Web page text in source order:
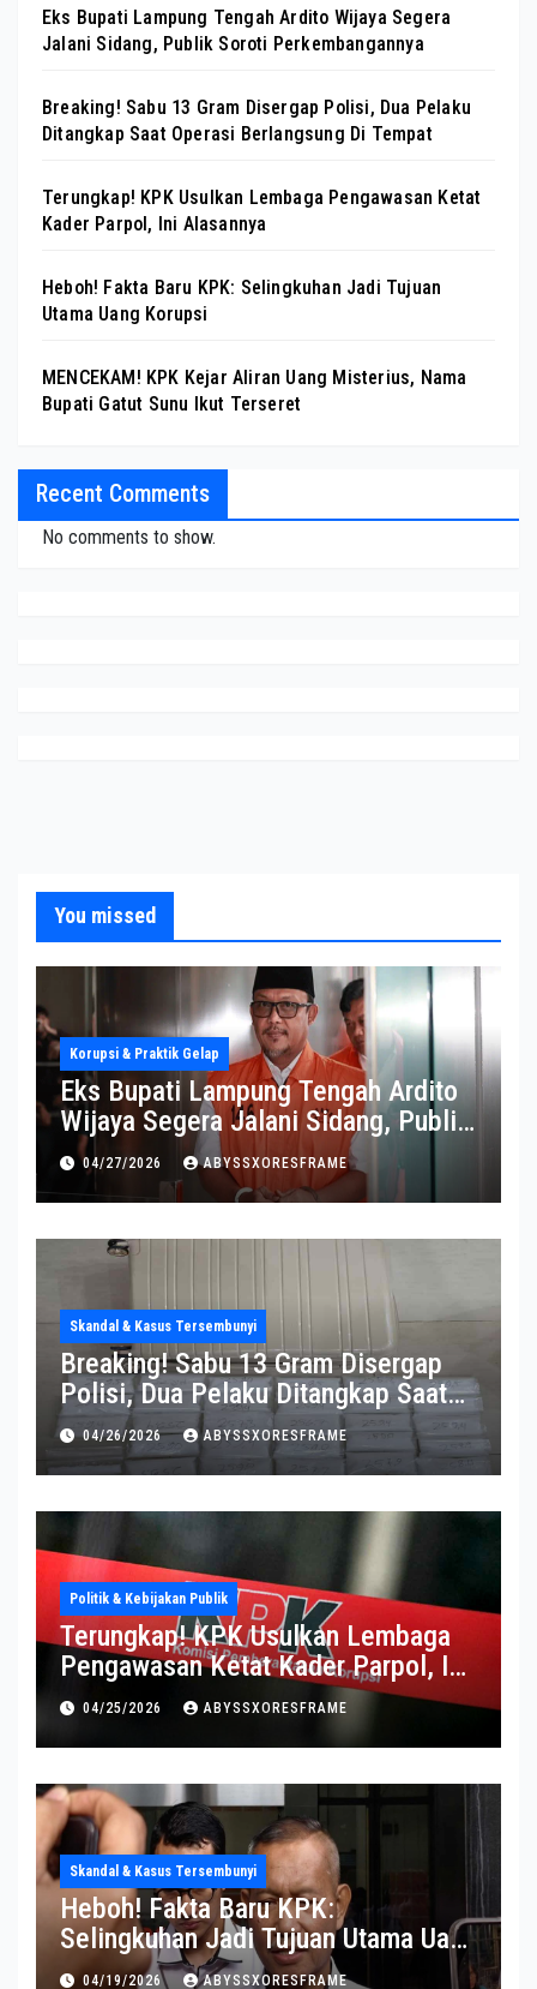
Eks Bupati Lampung Tengah Ardito Wijaya Segera
Jalani Sidang, Publik Soroti Perkembangannya
Breaking! Sabu 13 Gram Disergap Polisi, Dua Pelaku
Ditangkap Saat Operasi Berlangsung Di Tempat
Terungkap! KPK Usulkan Lembaga Pengawasan Ketat
Kader Parpol, Ini Alasannya
Heboh! Fakta Baru KPK: Selingkuhan Jadi Tujuan
Utama Uang Korupsi
MENCEKAM! KPK Kejar Aliran Uang Misterius, Nama
Bupati Gatut Sunu Ikut Terseret
Recent Comments
No comments to show.
You missed
Korupsi & Praktik Gelap
Eks Bupati Lampung Tengah Ardito
Wijaya Segera Jalani Sidang, Publik
Soroti Perkembangannya
04/27/2026 ABYSSXORESFRAME
Skandal & Kasus Tersembunyi
Breaking! Sabu 13 Gram Disergap
Polisi, Dua Pelaku Ditangkap Saat
Operasi Berlangsung Di Tempat
04/26/2026 ABYSSXORESFRAME
Politik & Kebijakan Publik
Terungkap! KPK Usulkan Lembaga
Pengawasan Ketat Kader Parpol, Ini
Alasannya
04/25/2026 ABYSSXORESFRAME
Skandal & Kasus Tersembunyi
Heboh! Fakta Baru KPK:
Selingkuhan Jadi Tujuan Utama Uang
Korupsi
04/19/2026 ABYSSXORESFRAME